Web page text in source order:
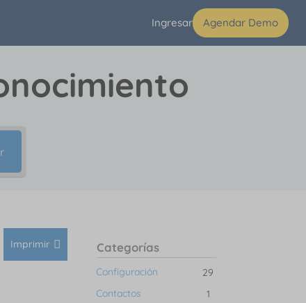
Ingresar Agendar Demo
Imprimir Categorías
Configuración
29
Contactos
1